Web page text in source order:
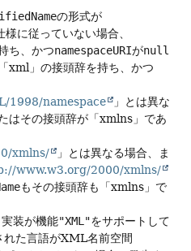
の形式が
に従っていない場合、
ち、かつnamespaceURIがnull
xml」の接頭辞を持ち、かつ
1998/namespace
」とは異な
はその接頭辞が「xmlns」であ
xmlns/
」とは異なる場合、ま
www.w3.org/2000/xmlns/
もその接頭辞も「xmlns」で
装が機能"XML"をサポートして
れた言語がXML名前空間